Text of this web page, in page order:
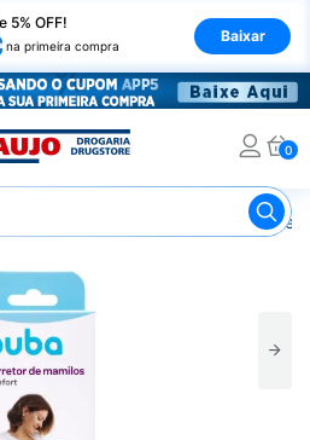
5% OFF!
na primeira compra
Baixar
0